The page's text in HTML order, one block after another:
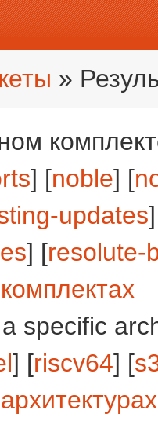
»
] [noble] [
updates
] [resolute-
specific
] [riscv64] [